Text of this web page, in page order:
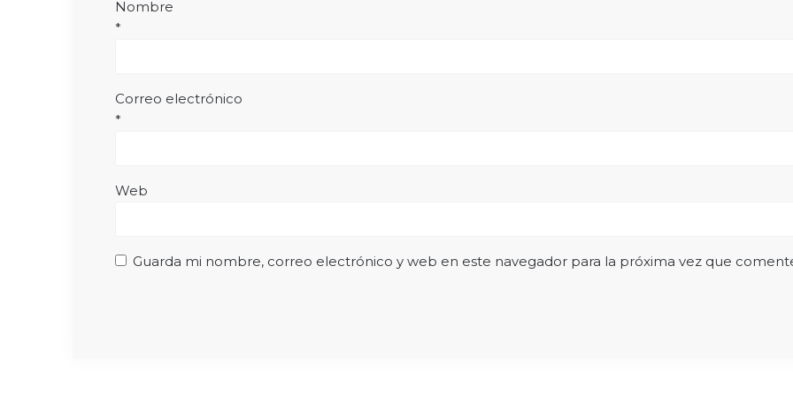
Nombre
*
Correo electrónico
*
Web
Guarda mi nombre, correo electrónico y web en este navegador para la próxima vez que